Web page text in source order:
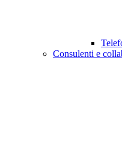
Consulenti e